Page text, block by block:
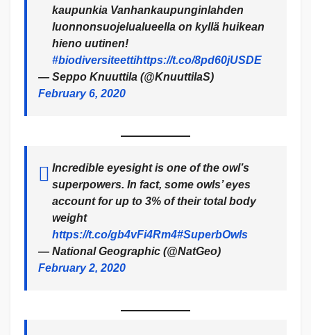
kaupunkia Vanhankaupunginlahden
luonnonsuojelualueella on kyllä huikean
hieno uutinen!
#biodiversiteettihttps://t.co/8pd60jUSDE
— Seppo Knuuttila (@KnuuttilaS)
February 6, 2020
Incredible eyesight is one of the owl’s
superpowers. In fact, some owls’ eyes
account for up to 3% of their total body
weight
https://t.co/gb4vFi4Rm4#SuperbOwls
— National Geographic (@NatGeo)
February 2, 2020